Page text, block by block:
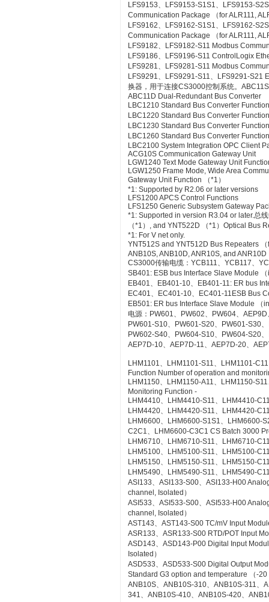
LFS9153、LFS9153-S1S1、LFS9153-
Communication Package （for ALR111,
LFS9162、LFS9162-S1S1、LFS9162-
Communication Package （for ALR111,
LFS9182、LFS9182-S11 Modbus
LFS9186、LFS9196-S11 ControlLogix
LFS9281、LFS9281-S11 Modbus
LFS9291、LFS9291-S11、LFS9291-S21
换器，用于连接CS3000控制系统。
ABC11D Dual-Redundant Bus Converter
LBC1210 Standard Bus Converter
LBC1220 Standard Bus Converter
LBC1230 Standard Bus Converter
LBC1260 Standard Bus Converter
LBC2100 System Integration OPC Client
ACG10S Communication Gateway Unit
LGW1240 Text Mode Gateway Unit
LGW1250 Frame Mode, Wide Area
Gateway Unit Function （*1）
*1: Supported by R2.06 or later versions
LFS1200 APCS Control Functions
LFS1250 Generic Subsystem Gateway
*1: Supported in version R3.04 or later.总
（*1）, and YNT522D （*1）Optical Bus
*1: For V net only.
YNT512S and YNT512D Bus Repeaters
ANB10S, ANB10D, ANR10S, and
CS3000传输电缆：YCB111、YCB117、
SB401: ESB bus Interface Slave Module
EB401、EB401-10、EB401-11: ER bus
EC401、EC401-10、EC401-11ESB Bus
EB501: ER bus Interface Slave Module （
电源：PW601、PW602、PW604、
PW601-S10、PW601-S20、PW601-S30
PW602-S40、PW604-S10、PW604-S20
AEP7D-10、AEP7D-11、AEP7D-20、
LHM1101、LHM1101-S11、LHM1101-
Function Number of operation and
LHM1150、LHM1150-A11、LHM1150-
Monitoring Function -
LHM4410、LHM4410-S11、LHM4410-
LHM4420、LHM4420-S11、LHM4420-
LHM6600、LHM6600-S1S1、LHM6600-
C2C1、LHM6600-C3C1 CS Batch 3000
LHM6710、LHM6710-S11、LHM6710-
LHM5100、LHM5100-S11、LHM5100-
LHM5150、LHM5150-S11、LHM5150-
LHM5490、LHM5490-S11、LHM5490-
ASI133、ASI133-S00、ASI133-H00
channel, Isolated）
ASI533、ASI533-S00、ASI533-H00
channel, Isolated）
AST143、AST143-S00 TC/mV Input
ASR133、ASR133-S00 RTD/POT Input
ASD143、ASD143-P00 Digital Input
Isolated）
ASD533、ASD533-S00 Digital Output
Standard G3 option and temperature （-20
ANB10S、ANB10S-310、ANB10S-311、
341、ANB10S-410、ANB10S-420、